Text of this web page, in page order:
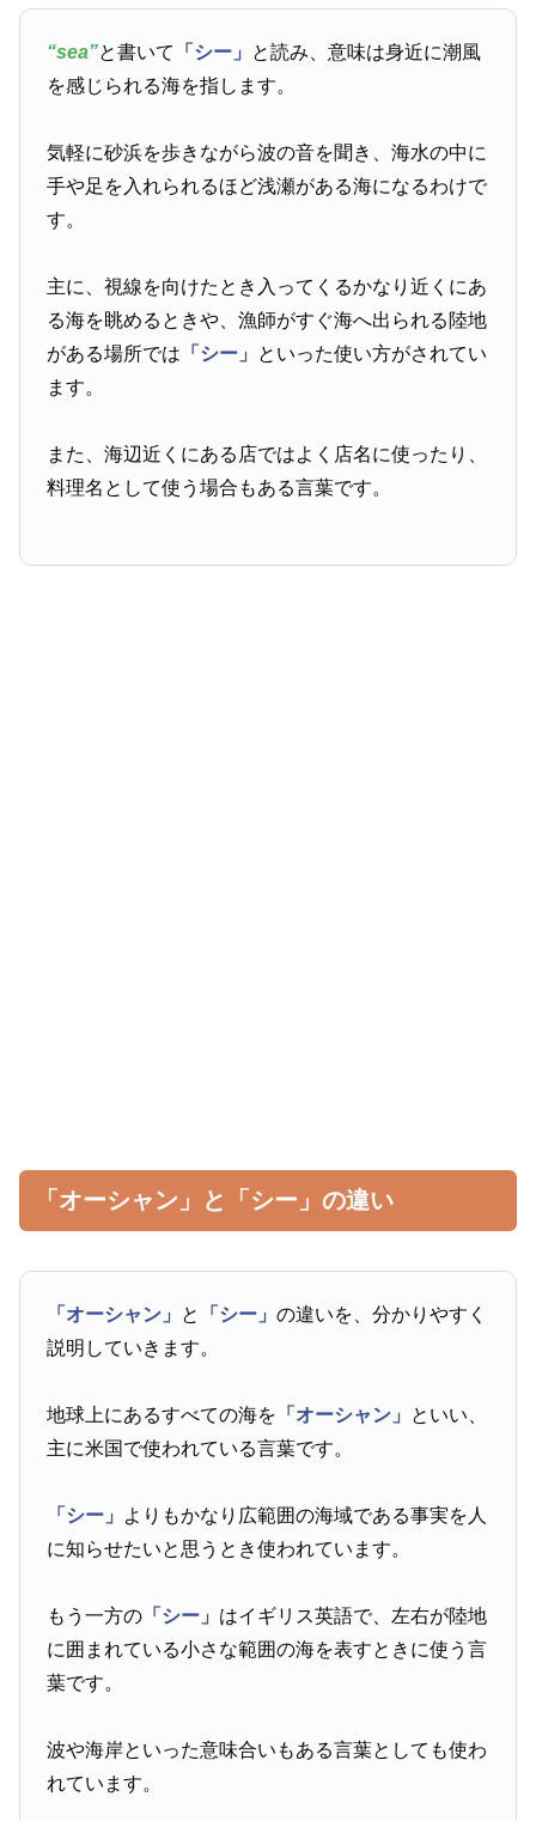
“sea”と書いて 「シー」 と読み、意味は身近に潮風
を感じられる海を指します。
気軽に砂浜を歩きながら波の音を聞き、海水の中に
手や足を入れられるほど浅瀬がある海になるわけで
す。
主に、視線を向けたとき入ってくるかなり近くにあ
る海を眺めるときや、漁師がすぐ海へ出られる陸地
がある場所では 「シー」 といった使い方がされてい
ます。
また、海辺近くにある店ではよく店名に使ったり、
料理名として使う場合もある言葉です。
「オーシャン」と「シー」の違い
「オーシャン」 と 「シー」の違いを、分かりやすく
説明していきます。
地球上にあるすべての海を 「オーシャン」 といい、
主に米国で使われている言葉です。
「シー」 よりもかなり広範囲の海域である事実を人
に知らせたいと思うとき使われています。
もう一方の 「シー」 はイギリス英語で、左右が陸地
に囲まれている小さな範囲の海を表すときに使う言
葉です。
波や海岸といった意味合いもある言葉としても使わ
れています。